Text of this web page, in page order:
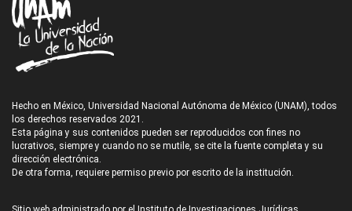
Hecho en México, Universidad Nacional Autónoma de México (UNAM), todos
los derechos reservados 2021.
Esta página y sus contenidos pueden ser reproducidos con fines no
lucrativos, siempre y cuando no se mutile, se cite la fuente completa y su
dirección electrónica.
De otra forma, requiere permiso previo por escrito de la institución.